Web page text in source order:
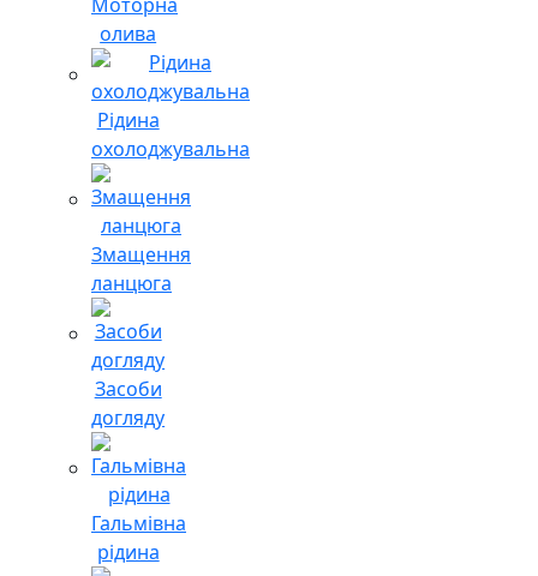
олива
Рідина
охолоджувальна
Змащення
ланцюга
Засоби
догляду
Гальмівна
рідина